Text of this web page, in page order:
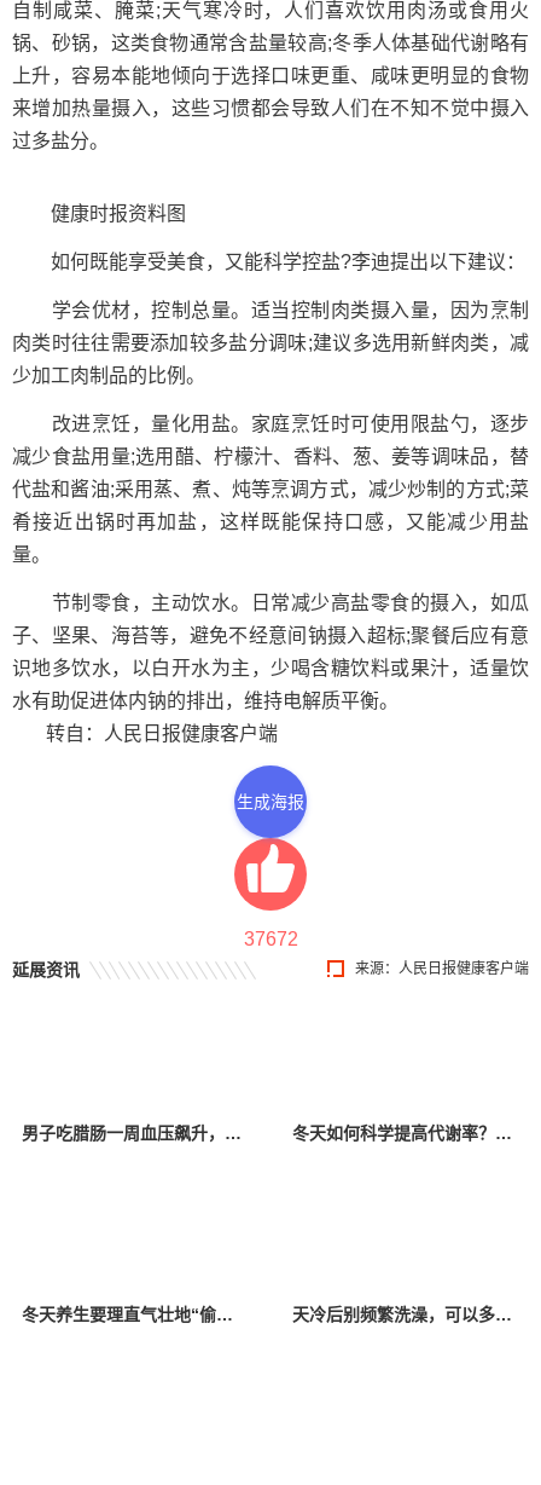
自制咸菜、腌菜;天气寒冷时，人们喜欢饮用肉汤或食用火
锅、砂锅，这类食物通常含盐量较高;冬季人体基础代谢略有
上升，容易本能地倾向于选择口味更重、咸味更明显的食物
来增加热量摄入，这些习惯都会导致人们在不知不觉中摄入
过多盐分。
健康时报资料图
如何既能享受美食，又能科学控盐?李迪提出以下建议：
学会优材，控制总量。适当控制肉类摄入量，因为烹制
肉类时往往需要添加较多盐分调味;建议多选用新鲜肉类，减
少加工肉制品的比例。
改进烹饪，量化用盐。家庭烹饪时可使用限盐勺，逐步
减少食盐用量;选用醋、柠檬汁、香料、葱、姜等调味品，替
代盐和酱油;采用蒸、煮、炖等烹调方式，减少炒制的方式;菜
肴接近出锅时再加盐，这样既能保持口感，又能减少用盐
量。
节制零食，主动饮水。日常减少高盐零食的摄入，如瓜
子、坚果、海苔等，避免不经意间钠摄入超标;聚餐后应有意
识地多饮水，以白开水为主，少喝含糖饮料或果汁，适量饮
水有助促进体内钠的排出，维持电解质平衡。
转自：人民日报健康客户端
生成海报
37672
来源：人民日报健康客户端
延展资讯
男子吃腊肠一周血压飙升，冬季饮食当心“隐形盐” 冬天如何科学提高代谢率？饮食、运动和睡眠样样都有用
冬天养生要理直气壮地“偷懒”！医生提醒：这8件事越“懒”越健康 天冷后别频繁洗澡，可以多泡脚 更符合“温而不燥”养生理念